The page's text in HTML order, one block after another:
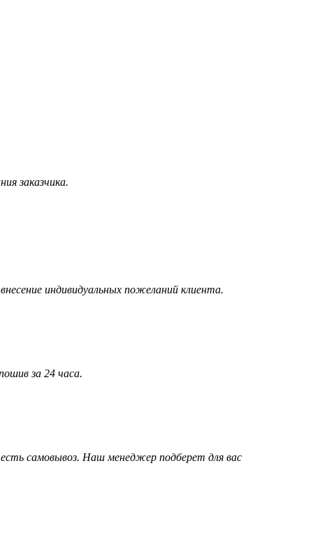
заказчика.
индивидуальных пожеланий клиента.
за 24 часа.
самовывоз. Наш менеджер подберет для вас